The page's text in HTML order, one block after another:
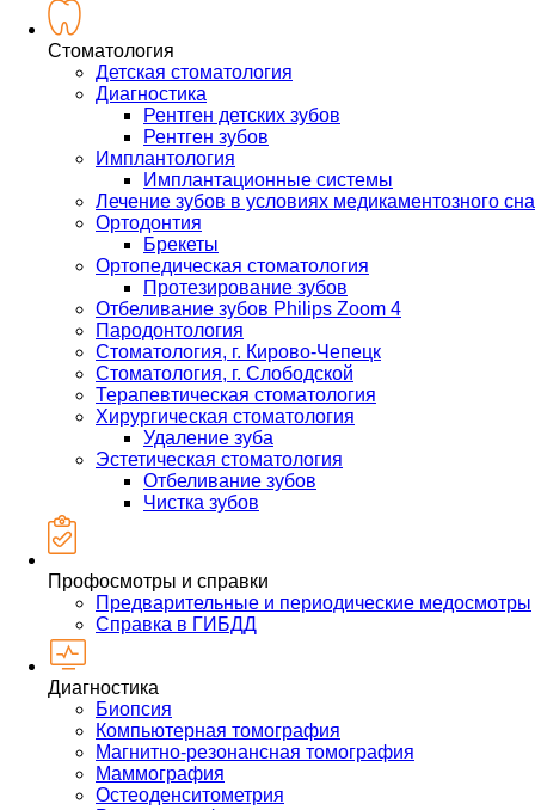
Стоматология
Детская стоматология
Диагностика
Рентген детских зубов
Рентген зубов
Имплантология
Имплантационные системы
Лечение зубов в условиях медикаментозного сна
Ортодонтия
Брекеты
Ортопедическая стоматология
Протезирование зубов
Отбеливание зубов Philips Zoom 4
Пародонтология
Стоматология, г. Кирово-Чепецк
Стоматология, г. Слободской
Терапевтическая стоматология
Хирургическая стоматология
Удаление зуба
Эстетическая стоматология
Отбеливание зубов
Чистка зубов
Профосмотры и справки
Предварительные и периодические медосмотры
Справка в ГИБДД
Диагностика
Биопсия
Компьютерная томография
Магнитно-резонансная томография
Маммография
Остеоденситометрия